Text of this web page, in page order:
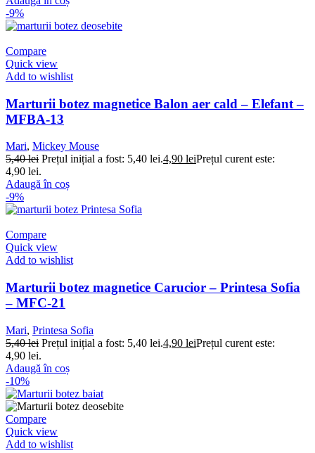
-9%
Compare
Quick view
Add to wishlist
Marturii botez magnetice Balon aer cald – Elefant –
MFBA-13
Mari, Mickey Mouse
5,40lei Prețul inițial a fost: 5,40 lei.4,90 leiPrețul curent este:
4,90 lei.
Adaugă în coș
-9%
Compare
Quick view
Add to wishlist
Marturii botez magnetice Carucior – Printesa Sofia
– MFC-21
Mari, Printesa Sofia
5,40lei Prețul inițial a fost: 5,40 lei.4,90 leiPrețul curent este:
4,90 lei.
Adaugă în coș
-10%
Compare
Quick view
Add to wishlist